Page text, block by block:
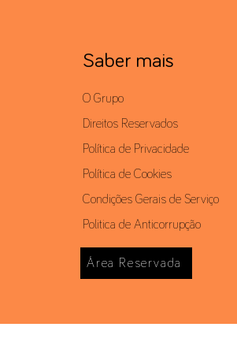
Saber mais
O Grupo
Direitos Reservados
Política de Privacidade
Política de Cookies
Condições Gerais de Serviço
Politica de Anticorrupção
Área Reservada